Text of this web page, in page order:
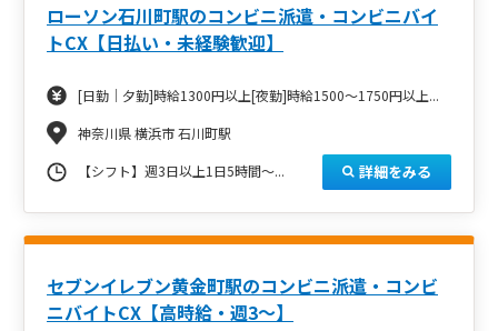
ローソン石川町駅のコンビニ派遣・コンビニバイ
トCX【日払い・未経験歓迎】
[日勤｜夕勤]時給1300円以上[夜勤]時給1500～1750円以上...
神奈川県 横浜市 石川町駅
【シフト】週3日以上1日5時間～... 詳細をみる
セブンイレブン黄金町駅のコンビニ派遣・コンビ
ニバイトCX【高時給・週3～】